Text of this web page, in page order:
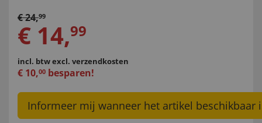
€24,99
€ 14,99
incl. btwexcl. verzendkosten
€ 10,00 besparen!
Informeer mij wanneer het artikel beschikbaar